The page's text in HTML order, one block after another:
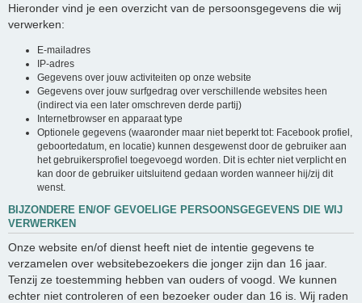
Hieronder vind je een overzicht van de persoonsgegevens die wij
verwerken:
E-mailadres
IP-adres
Gegevens over jouw activiteiten op onze website
Gegevens over jouw surfgedrag over verschillende websites heen
(indirect via een later omschreven derde partij)
Internetbrowser en apparaat type
Optionele gegevens (waaronder maar niet beperkt tot: Facebook profiel,
geboortedatum, en locatie) kunnen desgewenst door de gebruiker aan
het gebruikersprofiel toegevoegd worden. Dit is echter niet verplicht en
kan door de gebruiker uitsluitend gedaan worden wanneer hij/zij dit
wenst.
BIJZONDERE EN/OF GEVOELIGE PERSOONSGEGEVENS DIE WIJ
VERWERKEN
Onze website en/of dienst heeft niet de intentie gegevens te
verzamelen over websitebezoekers die jonger zijn dan 16 jaar.
Tenzij ze toestemming hebben van ouders of voogd. We kunnen
echter niet controleren of een bezoeker ouder dan 16 is. Wij raden